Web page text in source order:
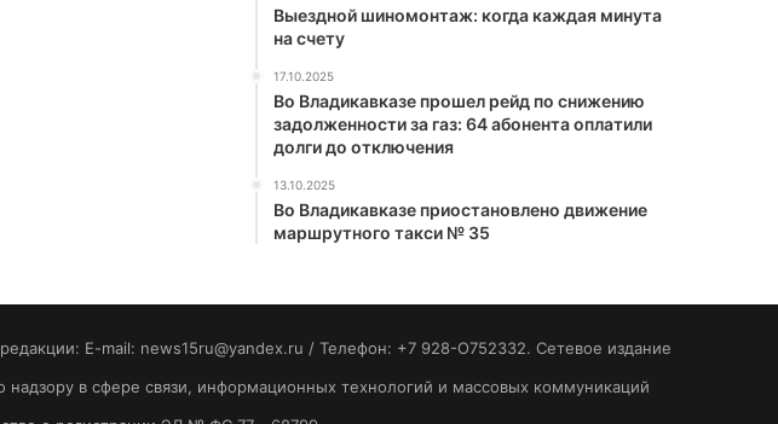
Выездной шиномонтаж: когда каждая минута
на счету
17.10.2025
Во Владикавказе прошел рейд по снижению
задолженности за газ: 64 абонента оплатили
долги до отключения
13.10.2025
Во Владикавказе приостановлено движение
маршрутного такси № 35
E-mail: news15ru@yandex.ru / Телефон: +7 928-O752332. Сетевое издание
в сфере связи, информационных технологий и массовых коммуникаций